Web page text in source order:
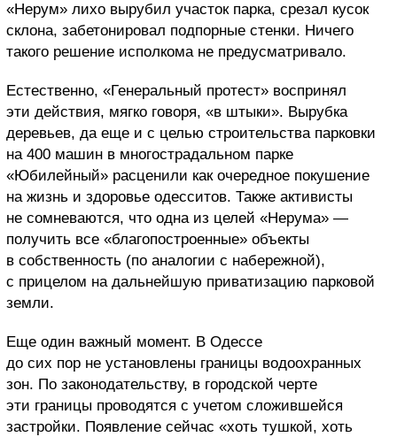
«Нерум» лихо вырубил участок парка, срезал кусок
склона, забетонировал подпорные стенки. Ничего
такого решение исполкома не предусматривало.
Естественно, «Генеральный протест» воспринял
эти действия, мягко говоря, «в штыки». Вырубка
деревьев, да еще и с целью строительства парковки
на 400 машин в многострадальном парке
«Юбилейный» расценили как очередное покушение
на жизнь и здоровье одесситов. Также активисты
не сомневаются, что одна из целей «Нерума» —
получить все «благопостроенные» объекты
в собственность (по аналогии с набережной),
с прицелом на дальнейшую приватизацию парковой
земли.
Еще один важный момент. В Одессе
до сих пор не установлены границы водоохранных
зон. По законодательству, в городской черте
эти границы проводятся с учетом сложившейся
застройки. Появление сейчас «хоть тушкой, хоть